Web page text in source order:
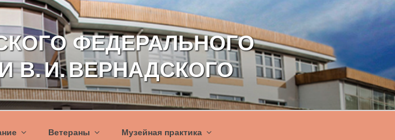
ФЕДЕРАЛЬНОГО
В. И. ВЕРНАДСКОГО
Ветераны Музейная практика